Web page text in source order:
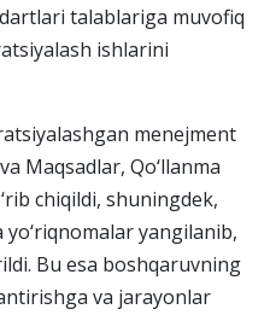
talablariga muvofiq
ishlarini
menejment
Maqsadlar, Qo‘llanma
chiqildi, shuningdek,
yangilanib,
Bu esa boshqaruvning
va jarayonlar